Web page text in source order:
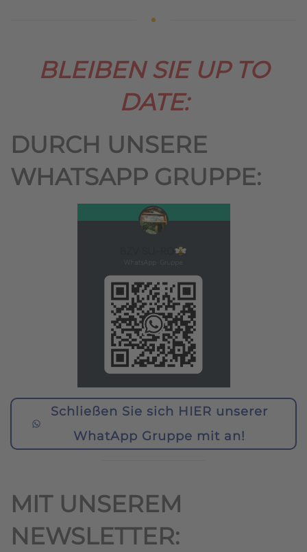
BLEIBEN SIE UP TO
DATE:
DURCH UNSERE
WHATSAPP GRUPPE:
Schließen Sie sich HIER unserer
WhatApp Gruppe mit an!
MIT UNSEREM
NEWSLETTER: